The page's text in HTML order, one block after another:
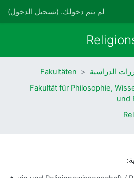
لم يتم دخولك. (تسجيل الدخول)
الدراسية
Fakultäten
10 Fakultät für Philosophie,
und